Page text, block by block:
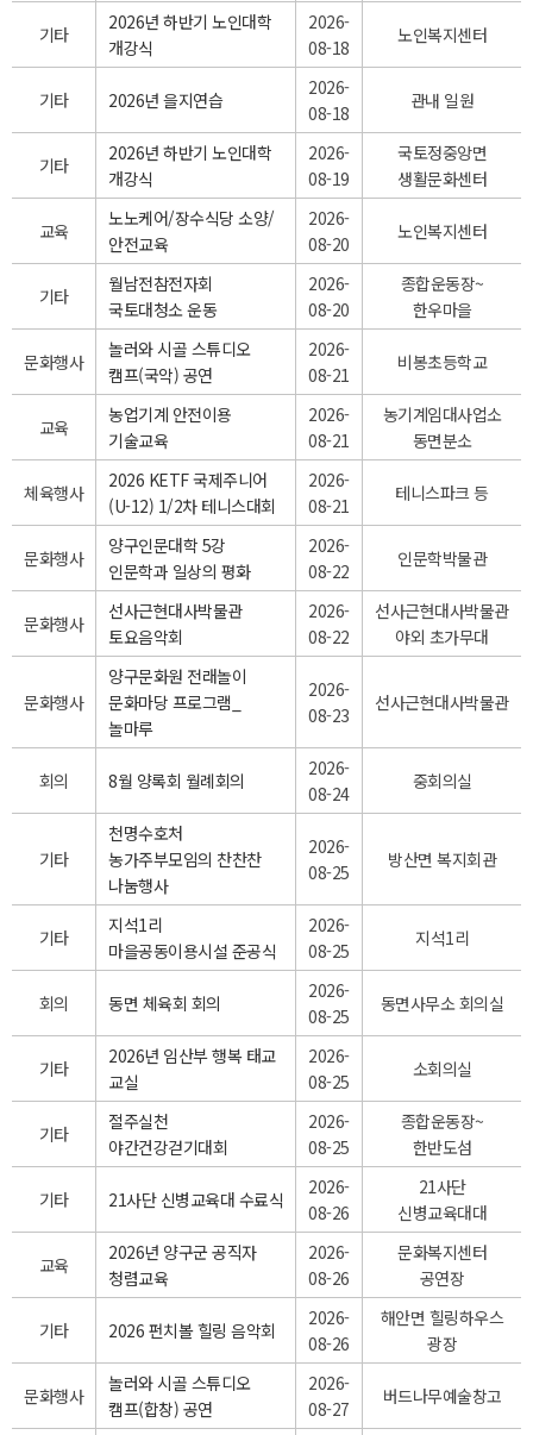
기타
2026년 하반기 노인대학
개강식
2026-
08-18
노인복지센터
기타 2026년 을지연습
2026-
08-18
관내 일원
기타
2026년 하반기 노인대학
개강식
2026-
08-19
국토정중앙면
생활문화센터
교육
노노케어/장수식당 소양/
안전교육
2026-
08-20
노인복지센터
기타
월남전참전자회
국토대청소 운동
2026-
08-20
종합운동장~
한우마을
문화행사
놀러와 시골 스튜디오
캠프(국악) 공연
2026-
08-21
비봉초등학교
교육
농업기계 안전이용
기술교육
2026-
08-21
농기계임대사업소
동면분소
체육행사
2026 KETF 국제주니어
(U-12) 1/2차 테니스대회
2026-
08-21
테니스파크 등
문화행사
양구인문대학 5강
인문학과 일상의 평화
2026-
08-22
인문학박물관
문화행사
선사근현대사박물관
토요음악회
2026-
08-22
선사근현대사박물관
야외 초가무대
문화행사
양구문화원 전래놀이
문화마당 프로그램_
놀마루
2026-
08-23
선사근현대사박물관
회의 8월 양록회 월례회의
2026-
08-24
중회의실
기타
천명수호처
농가주부모임의 찬찬찬
나눔행사
2026-
08-25
방산면 복지회관
기타
지석1리
마을공동이용시설 준공식
2026-
08-25
지석1리
회의 동면 체육회 회의
2026-
08-25
동면사무소 회의실
기타
2026년 임산부 행복 태교
교실
2026-
08-25
소회의실
기타
절주실천
야간건강걷기대회
2026-
08-25
종합운동장~
한반도섬
기타 21사단 신병교육대 수료식
2026-
08-26
21사단
신병교육대대
교육
2026년 양구군 공직자
청렴교육
2026-
08-26
문화복지센터
공연장
기타 2026 펀치볼 힐링 음악회
2026-
08-26
해안면 힐링하우스
광장
문화행사
놀러와 시골 스튜디오
캠프(합창) 공연
2026-
08-27
버드나무예술창고